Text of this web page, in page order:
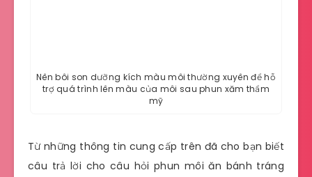
Nên bôi son dưỡng kích màu môi thường xuyên để hỗ
trợ quá trình lên màu của môi sau phun xăm thẩm
mỹ
Từ những thông tin cung cấp trên đã cho bạn biết
câu trả lời cho câu hỏi phun môi ăn bánh tráng